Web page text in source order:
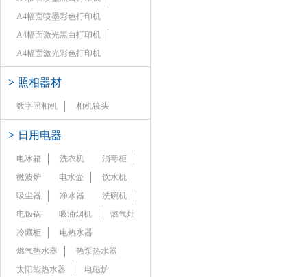
A4幅面喷墨彩色打印机
A4幅面激光黑白打印机
A4幅面激光彩色打印机
> 照相器材
数字照相机 相机镜头
> 日用电器
电冰箱 洗衣机
消毒柜
微波炉
电水壶
饮水机
吸尘器
净水器
洗碗机
电饭锅
吸油烟机
燃气灶
冷藏柜
电热水器
燃气热水器
热泵热水器
太阳能热水器
电磁炉